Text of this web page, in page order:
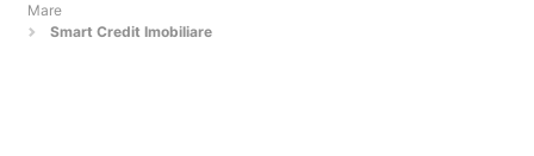
Mare
Smart Credit Imobiliare